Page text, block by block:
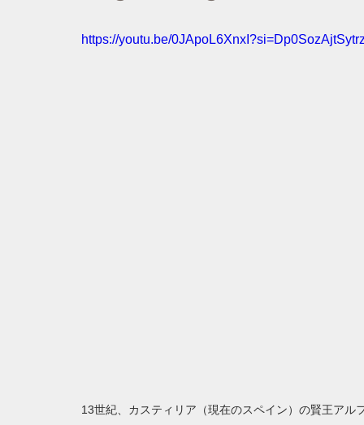
https://youtu.be/
13世紀、カスティリア（現在のスペイン）の賢王ア